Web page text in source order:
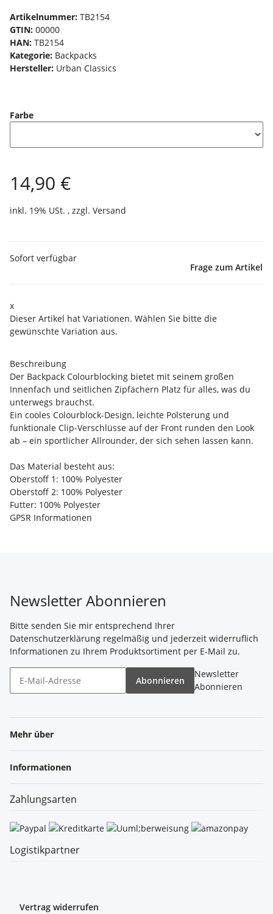
Artikelnummer: TB2154
GTIN: 00000
HAN: TB2154
Kategorie: Backpacks
Hersteller: Urban Classics
Farbe
14,90 €
inkl. 19% USt. , zzgl. Versand
Sofort verfügbar
Frage zum Artikel
x
Dieser Artikel hat Variationen. Wählen Sie bitte die
gewünschte Variation aus.
Beschreibung
Der Backpack Colourblocking bietet mit seinem großen
Innenfach und seitlichen Zipfächern Platz für alles, was du
unterwegs brauchst.
Ein cooles Colourblock-Design, leichte Polsterung und
funktionale Clip-Verschlüsse auf der Front runden den Look
ab – ein sportlicher Allrounder, der sich sehen lassen kann.
Das Material besteht aus:
Oberstoff 1: 100% Polyester
Oberstoff 2: 100% Polyester
Futter: 100% Polyester
GPSR Informationen
Newsletter Abonnieren
Bitte senden Sie mir entsprechend Ihrer
Datenschutzerklärung regelmäßig und jederzeit widerruflich
Informationen zu Ihrem Produktsortiment per E-Mail zu.
Abonnieren
Newsletter
Abonnieren
Mehr über
Informationen
Zahlungsarten
Logistikpartner
Vertrag widerrufen